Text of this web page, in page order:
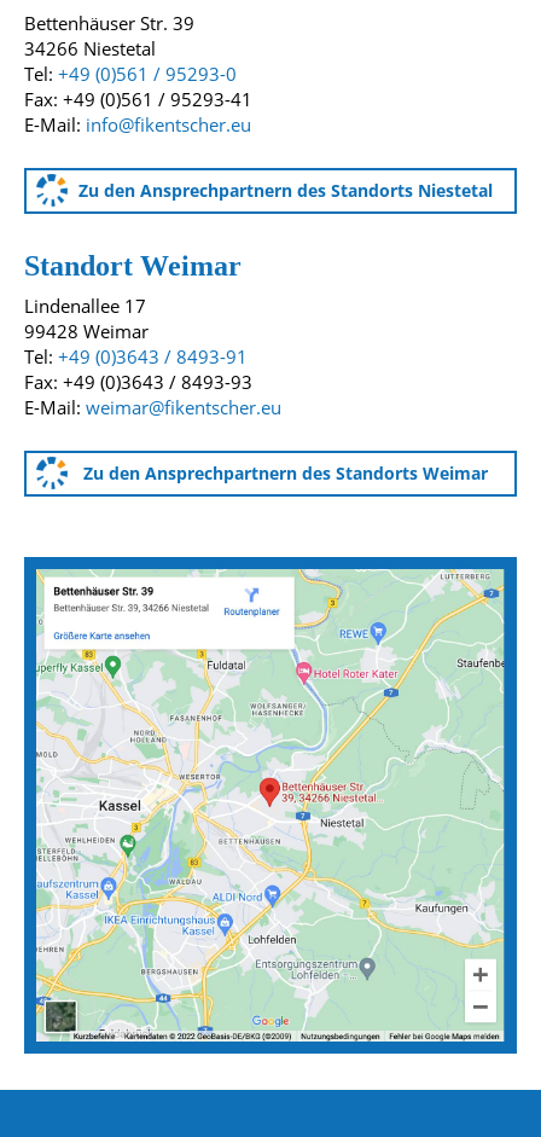
Bettenhäuser Str. 39
34266 Niestetal
Tel: +49 (0)561 / 95293-0
Fax: +49 (0)561 / 95293-41
E-Mail: info@fikentscher.eu
Zu den Ansprechpartnern des Standorts Niestetal
Standort Weimar
Lindenallee 17
99428 Weimar
Tel: +49 (0)3643 / 8493-91
Fax: +49 (0)3643 / 8493-93
E-Mail: weimar@fikentscher.eu
Zu den Ansprechpartnern des Standorts Weimar
Anfahrtskarten zu unseren Standorten